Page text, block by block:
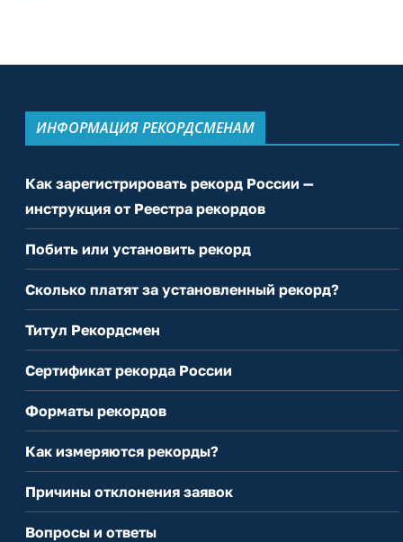
ИНФОРМАЦИЯ РЕКОРДСМЕНАМ
Как зарегистрировать рекорд России —
инструкция от Реестра рекордов
Побить или установить рекорд
Сколько платят за установленный рекорд?
Титул Рекордсмен
Сертификат рекорда России
Форматы рекордов
Как измеряются рекорды?
Причины отклонения заявок
Вопросы и ответы